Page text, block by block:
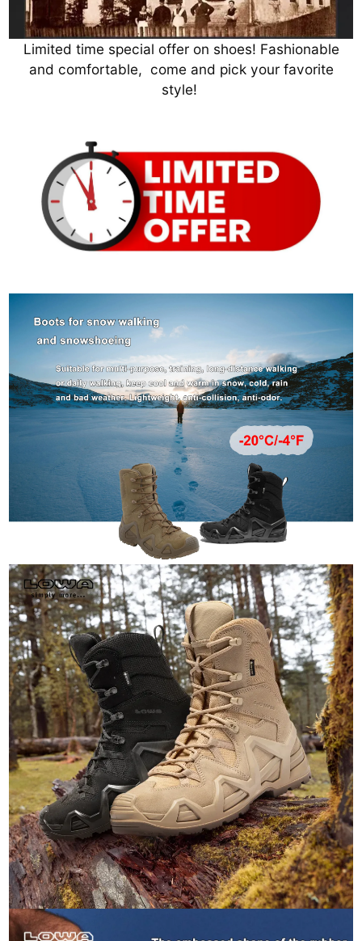
Limited time special offer on shoes! Fashionable
and comfortable, come and pick your favorite
style!